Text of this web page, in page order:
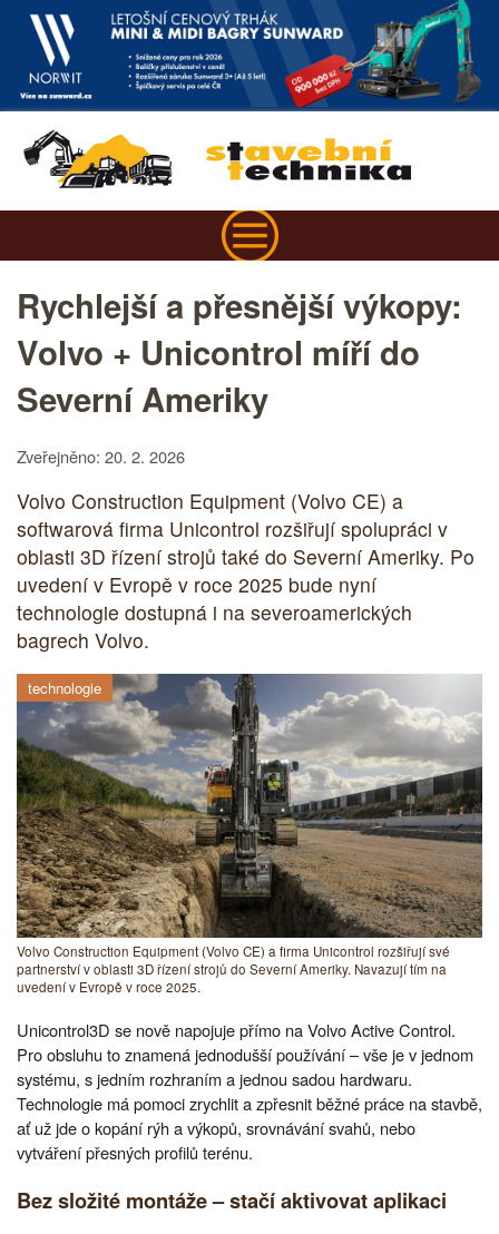
Rychlejší a přesnější výkopy:
Volvo + Unicontrol míří do
Severní Ameriky
Zveřejněno: 20. 2. 2026
Volvo Construction Equipment (Volvo CE) a
softwarová firma Unicontrol rozšiřují spolupráci v
oblasti 3D řízení strojů také do Severní Ameriky. Po
uvedení v Evropě v roce 2025 bude nyní
technologie dostupná i na severoamerických
bagrech Volvo.
technologie
Volvo Construction Equipment (Volvo CE) a firma Unicontrol rozšiřují své
partnerství v oblasti 3D řízení strojů do Severní Ameriky. Navazují tím na
uvedení v Evropě v roce 2025.
Unicontrol3D se nově napojuje přímo na Volvo Active Control.
Pro obsluhu to znamená jednodušší používání – vše je v jednom
systému, s jedním rozhraním a jednou sadou hardwaru.
Technologie má pomoci zrychlit a zpřesnit běžné práce na stavbě,
ať už jde o kopání rýh a výkopů, srovnávání svahů, nebo
vytváření přesných profilů terénu.
Bez složité montáže – stačí aktivovat aplikaci